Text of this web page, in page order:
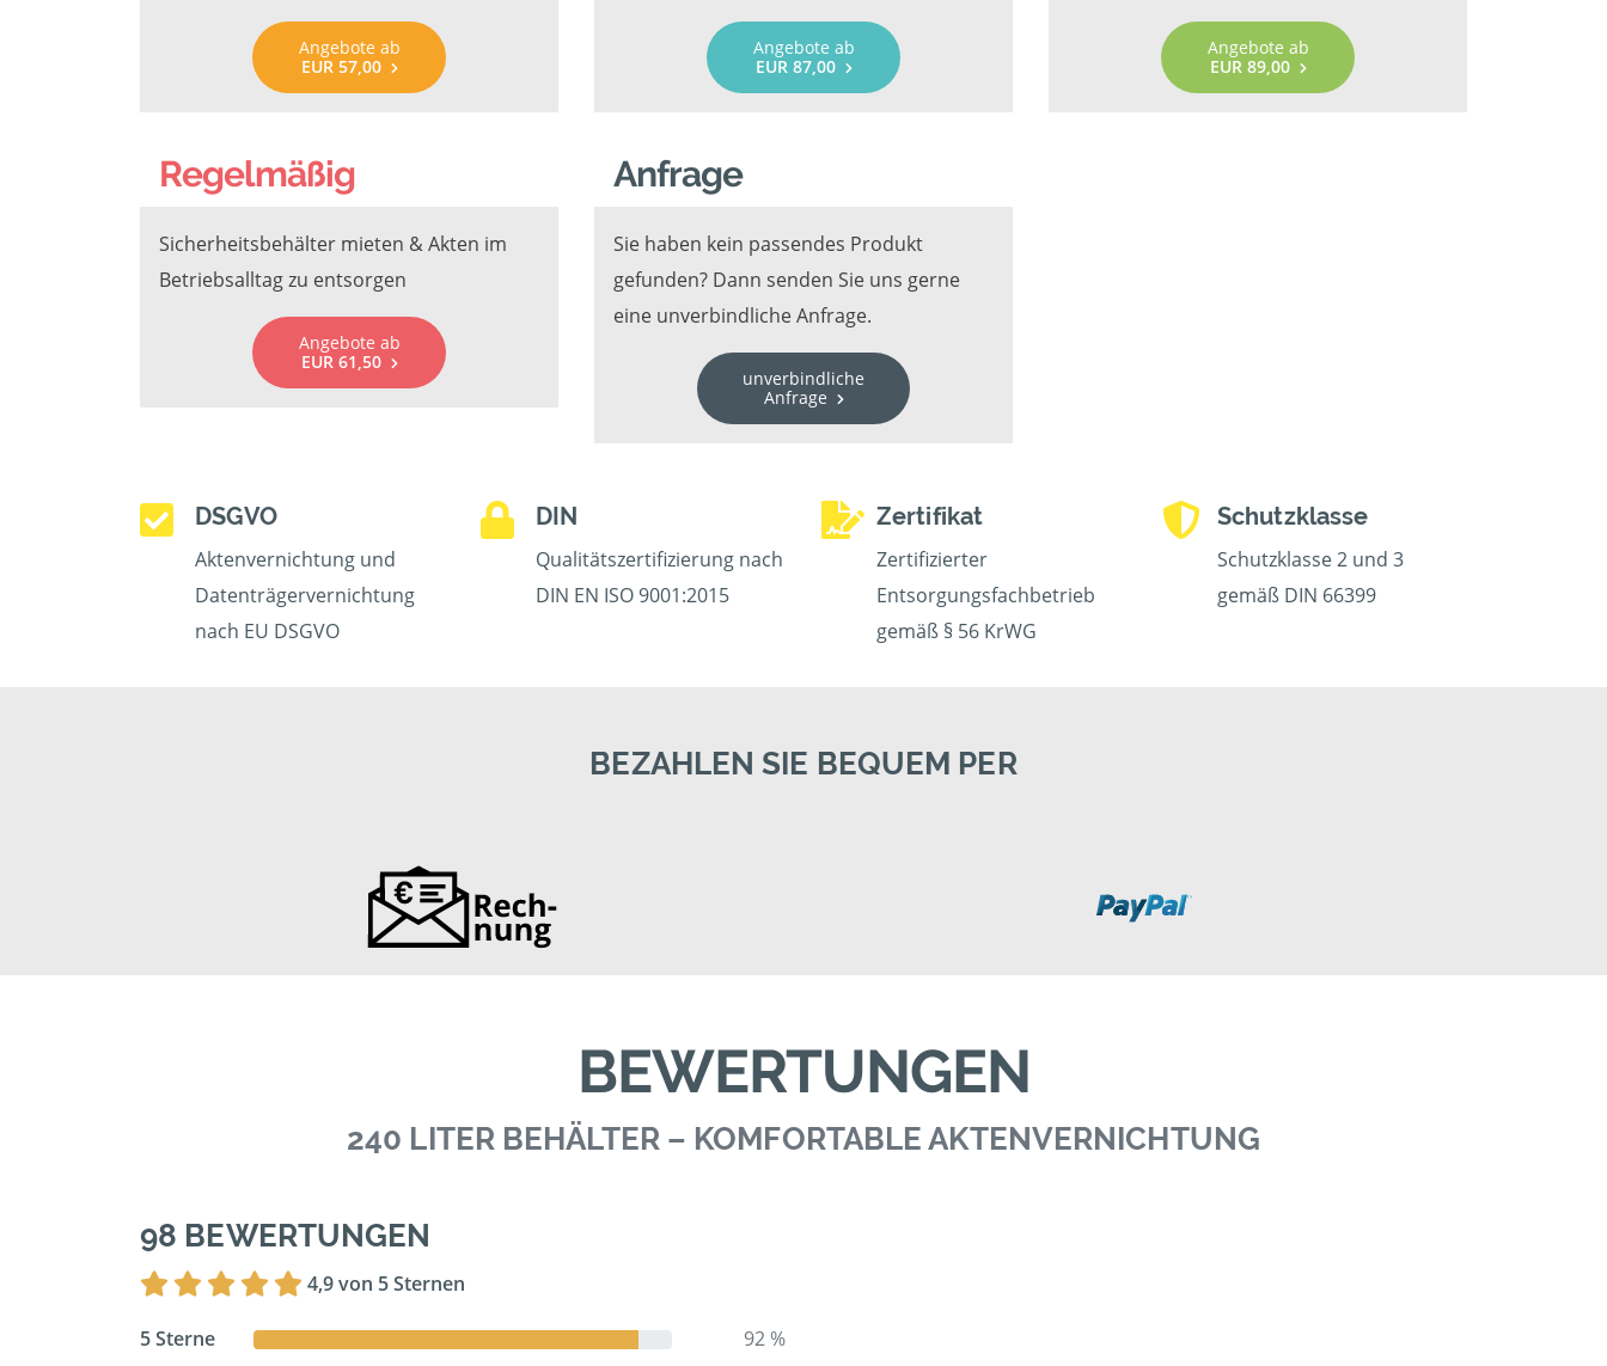
Angebote ab
EUR 57,00
Angebote ab
EUR 87,00
Angebote ab
EUR 89,00
Regelmäßig
Sicherheitsbehälter mieten & Akten im
Betriebsalltag zu entsorgen
Angebote ab
EUR 61,50
Anfrage
Sie haben kein passendes Produkt
gefunden? Dann senden Sie uns gerne
eine unverbindliche Anfrage.
unverbindliche
Anfrage
DSGVO
Aktenvernichtung und
Datenträgervernichtung
nach EU DSGVO
DIN
Qualitätszertifizierung nach
DIN EN ISO 9001:2015
Zertifikat
Zertifizierter
Entsorgungsfachbetrieb
gemäß § 56 KrWG
Schutzklasse
Schutzklasse 2 und 3
gemäß DIN 66399
BEZAHLEN SIE BEQUEM PER
BEWERTUNGEN
240 LITER BEHÄLTER – KOMFORTABLE AKTENVERNICHTUNG
98 BEWERTUNGEN
4,9 von 5 Sternen
5 Sterne
92 %